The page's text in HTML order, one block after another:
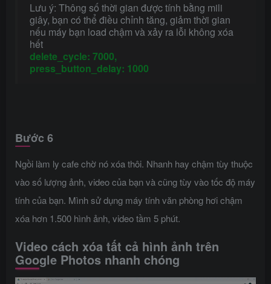
Lưu ý: Thông số thời gian được tính bằng mili
giây, bạn có thể điều chỉnh tăng, giảm thời gian
nếu máy bạn load chậm và xảy ra lỗi không xóa
hết
delete_cycle: 7000,
press_button_delay: 1000
Bước 6
Ngồi làm ly cafe chờ nó xóa thôi. Nhanh hay chậm tùy thuộc
vào số lượng ảnh, video của bạn và cũng tùy vào tốc độ máy
tính của bạn. Mình sử dụng máy tính văn phòng hơi chậm
xóa hơn 1.500 hình ảnh, video tầm 5 phút.
Video cách xóa tất cả hình ảnh trên
Google Photos nhanh chóng